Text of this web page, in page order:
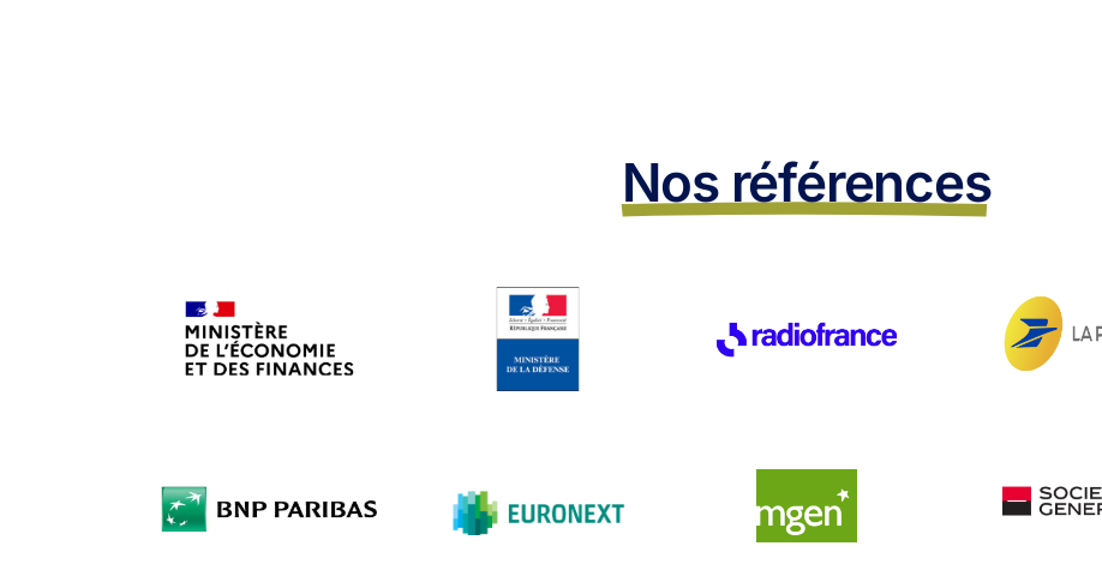
Nos références